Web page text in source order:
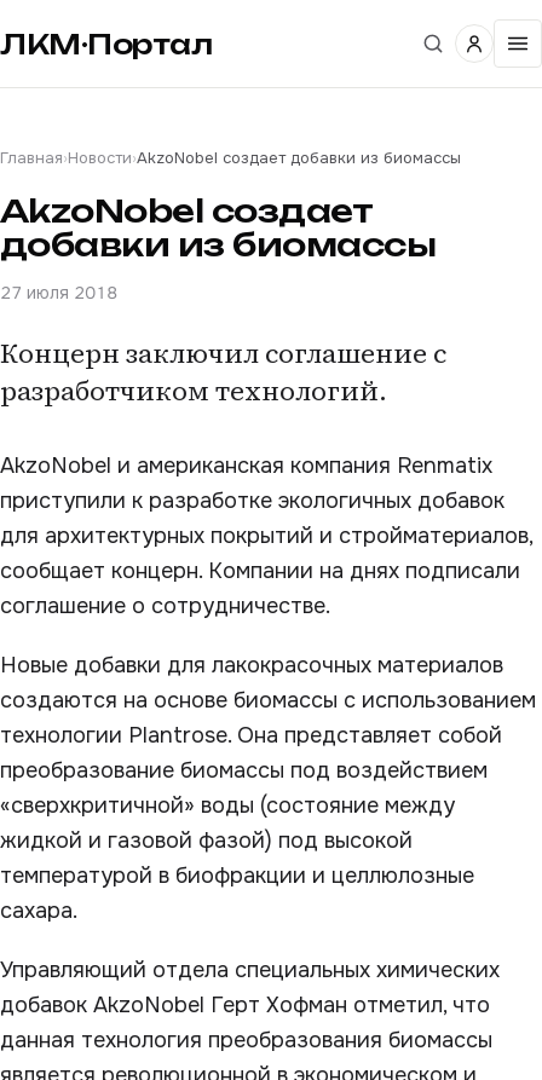
ЛКМ·Портал
Главная›Новости›AkzoNobel создает добавки из биомассы
AkzoNobel создает
добавки из биомассы
27 июля 2018
Концерн заключил соглашение с
разработчиком технологий.
AkzoNobel и американская компания Renmatix
приступили к разработке экологичных добавок
для архитектурных покрытий и стройматериалов,
сообщает концерн. Компании на днях подписали
соглашение о сотрудничестве.
Новые добавки для лакокрасочных материалов
создаются на основе биомассы с использованием
технологии Plantrose. Она представляет собой
преобразование биомассы под воздействием
«сверхкритичной» воды (состояние между
жидкой и газовой фазой) под высокой
температурой в биофракции и целлюлозные
сахара.
Управляющий отдела специальных химических
добавок AkzoNobel Герт Хофман отметил, что
данная технология преобразования биомассы